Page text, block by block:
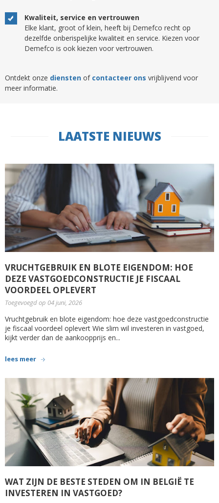
Kwaliteit, service en vertrouwen
Elke klant, groot of klein, heeft bij Demefco recht op
dezelfde onberispelijke kwaliteit en service. Kiezen voor
Demefco is ook kiezen voor vertrouwen.
Ontdekt onze diensten of contacteer ons vrijblijvend voor
meer informatie.
LAATSTE NIEUWS
VRUCHTGEBRUIK EN BLOTE EIGENDOM: HOE
DEZE VASTGOEDCONSTRUCTIE JE FISCAAL
VOORDEEL OPLEVERT
Toegevoegd op 04 juni, 2026
Vruchtgebruik en blote eigendom: hoe deze vastgoedconstructie
je fiscaal voordeel oplevert Wie slim wil investeren in vastgoed,
kijkt verder dan de aankoopprijs en...
lees meer
WAT ZIJN DE BESTE STEDEN OM IN BELGIË TE
INVESTEREN IN VASTGOED?